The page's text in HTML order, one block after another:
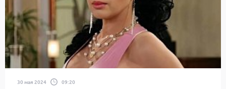
30 мая 2024 09:20